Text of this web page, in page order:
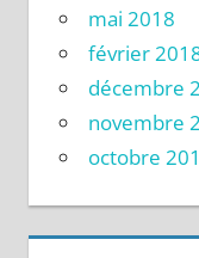
mai 2018
février
décembre
novembre
octobre